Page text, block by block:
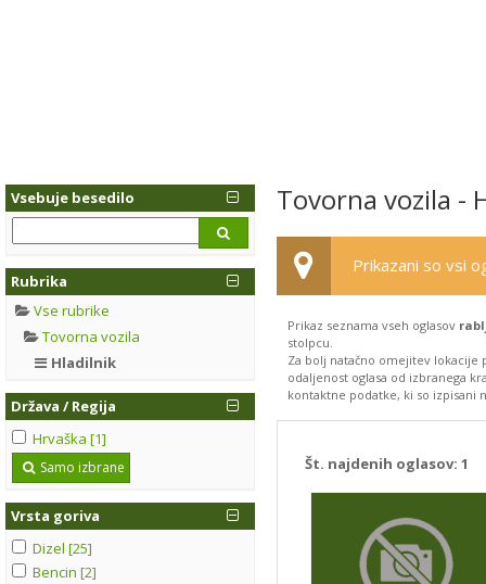
Vsebuje besedilo
Rubrika
Vse rubrike
Tovorna vozila
Hladilnik
Država / Regija
Hrvaška [1]
Samo izbrane
Vrsta goriva
Dizel [25]
Bencin [2]
Tovorna vozila -
Prikazani so vsi
Prikaz seznama vseh oglasov
stolpcu.
Za bolj natačno omejitev lokacije
odaljenost oglasa od izbranega
kontaktne podatke, ki so izpisani
Št. najdenih oglasov: 1